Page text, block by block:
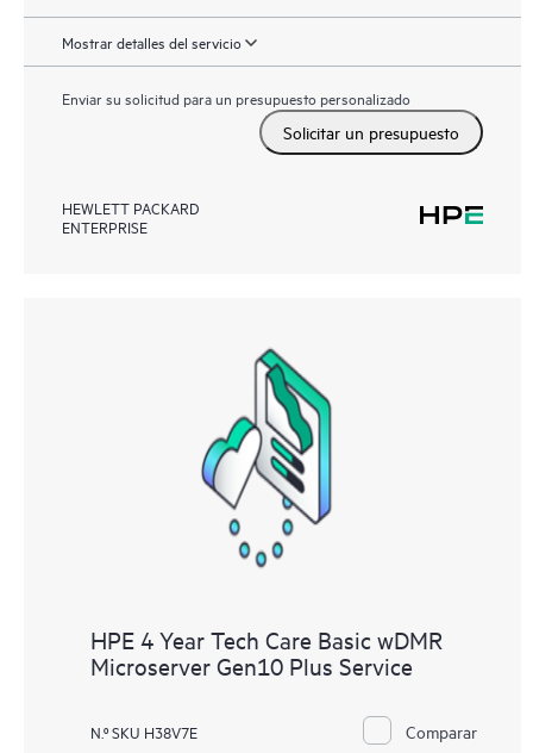
Mostrar detalles del servicio
Enviar su solicitud para un presupuesto personalizado
Solicitar un presupuesto
HEWLETT PACKARD
ENTERPRISE
HPE 4 Year Tech Care Basic wDMR
Microserver Gen10 Plus Service
N.º SKU H38V7E Comparar